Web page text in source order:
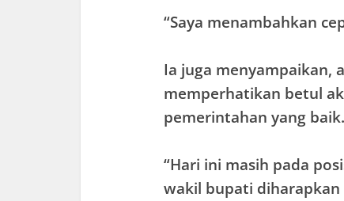
“Saya menambahkan
Ia juga menyampaikan,
memperhatikan betul
pemerintahan yang baik.
“Hari ini masih pada
wakil bupati